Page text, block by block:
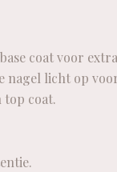
coat voor
licht op
top coat.